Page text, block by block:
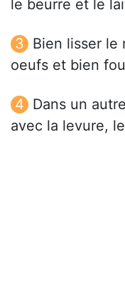
le beurre et le
Bien lisser le
oeufs et bien
Dans un
avec la levure,